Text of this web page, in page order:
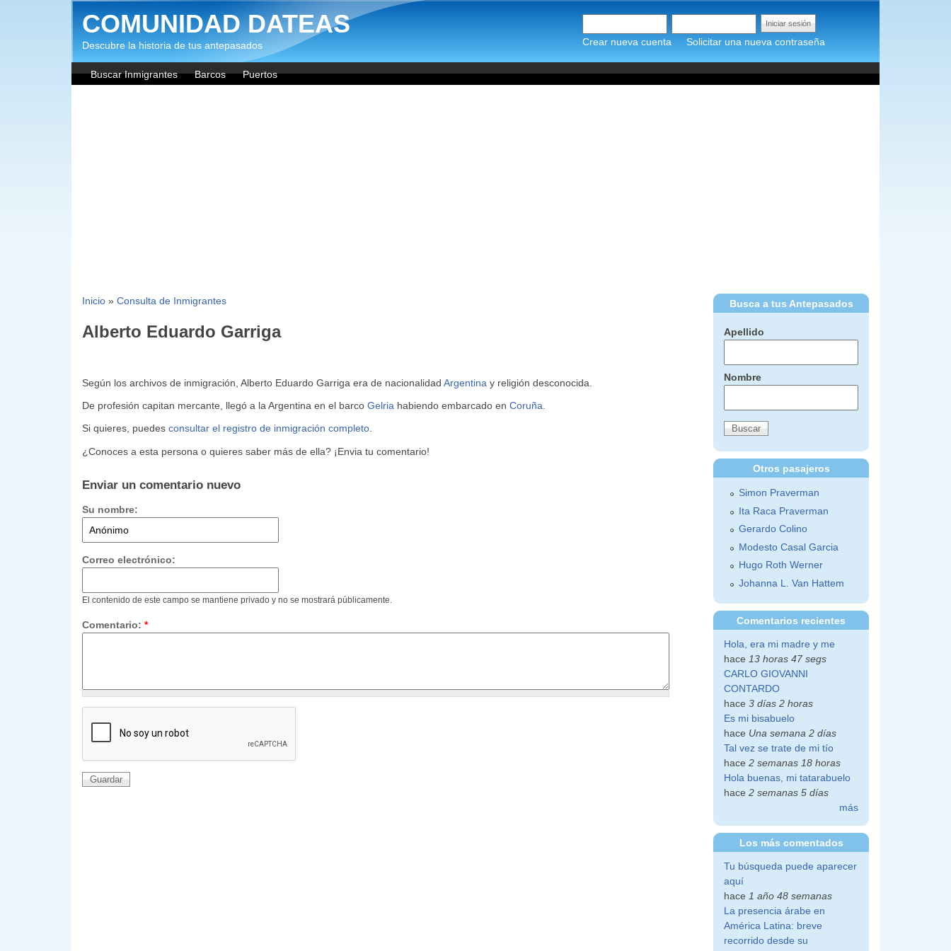
Pasar al contenido principal
Crear nueva cuenta Solicitar una nueva contraseña
COMUNIDAD DATEAS
Descubre la historia de tus antepasados
Buscar Inmigrantes Barcos Puertos
Inicio» Consulta de Inmigrantes
Alberto Eduardo Garriga
Según los archivos de inmigración, Alberto Eduardo Garriga era de nacionalidad Argentina y religión desconocida.
De profesión capitan mercante, llegó a la Argentina en el barco Gelriahabiendo embarcado en Coruña.
Si quieres, puedes consultar el registro de inmigración completo.
¿Conoces a esta persona o quieres saber más de ella? ¡Envia tu comentario!
Enviar un comentario nuevo
Su nombre:
Correo electrónico:
El contenido de este campo se mantiene privado y no se mostrará públicamente.
Comentario: *
Busca a tus Antepasados
Apellido
Nombre
Otros pasajeros
Simon Praverman
Ita Raca Praverman
Gerardo Colino
Modesto Casal Garcia
Hugo Roth Werner
Johanna L. Van Hattem
Comentarios recientes
Hola, era mi madre y me
hace 13 horas 47 segs
CARLO GIOVANNI
CONTARDO
hace3 días 2 horas
Es mi bisabuelo
hace Una semana 2 días
Tal vez se trate de mi tío
hace2 semanas 18 horas
Hola buenas, mi tatarabuelo
hace2 semanas 5 días
más
Los más comentados
Tu búsqueda puede aparecer
aquí
hace 1 año 48 semanas
La presencia árabe en
América Latina: breve
recorrido desde su